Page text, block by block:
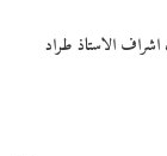
اشراف الاستاذ طراد